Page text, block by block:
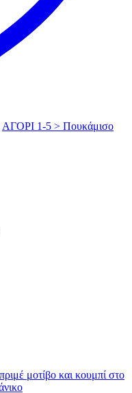
ΑΓΟΡΙ 1-5 > Πουκάμισο